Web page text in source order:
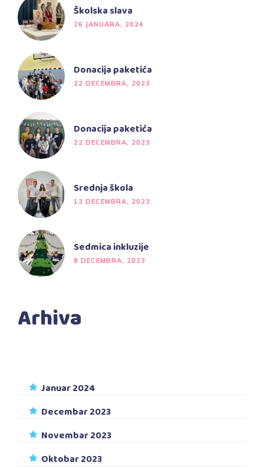
Školska slava
26 JANUARA, 2024
Donacija paketića
22 DECEMBRA, 2023
Donacija paketića
22 DECEMBRA, 2023
Srednja škola
13 DECEMBRA, 2023
Sedmica inkluzije
8 DECEMBRA, 2023
Arhiva
Januar 2024
Decembar 2023
Novembar 2023
Oktobar 2023